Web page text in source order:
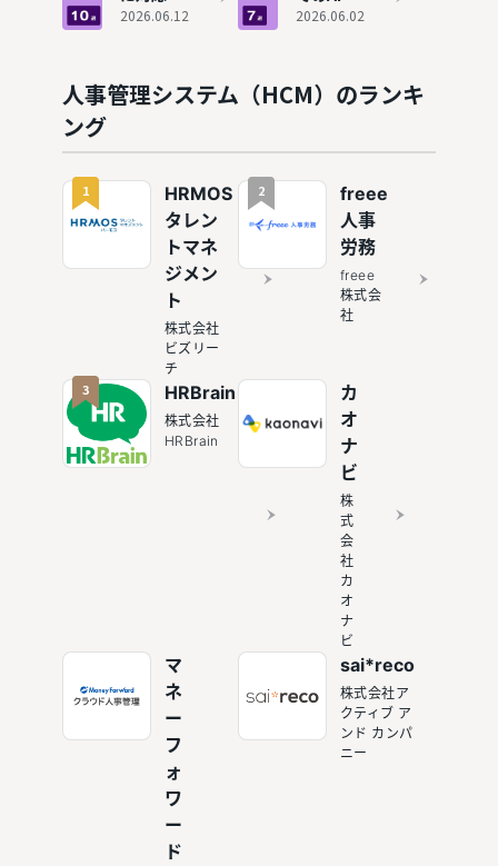
イプ別に
解説
通総研の
ション】
きる人事
すめ10選
2026.06.12
用事例を
載した人
事システ
紹介
2026.06.02
人事管理システム（HCM）のランキ
ング
1
HRMOS
タレン
トマネ
ジメン
ト
株式会社
ビズリー
チ
2
freee
人事
労務
freee
株式会
社
3 HRBrain
株式会社
HRBrain
カ
オ
ナ
ビ
株
式
会
社
カ
オ
ナ
ビ
マ
ネ
ー
フ
ォ
ワ
ー
ド
sai*reco
株式会社ア
クティブ ア
ンド カンパ
ニー